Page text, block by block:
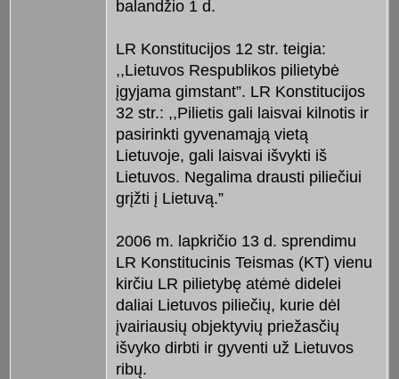
balandžio 1 d.
LR Konstitucijos 12 str. teigia:
,,Lietuvos Respublikos pilietybė
įgyjama gimstant”. LR Konstitucijos
32 str.: ,,Pilietis gali laisvai kilnotis ir
pasirinkti gyvenamąją vietą
Lietuvoje, gali laisvai išvykti iš
Lietuvos. Negalima drausti piliečiui
grįžti į Lietuvą.”
2006 m. lapkričio 13 d. sprendimu
LR Konstitucinis Teismas (KT) vienu
kirčiu LR pilietybę atėmė didelei
daliai Lietuvos piliečių, kurie dėl
įvairiausių objektyvių priežasčių
išvyko dirbti ir gyventi už Lietuvos
ribų.